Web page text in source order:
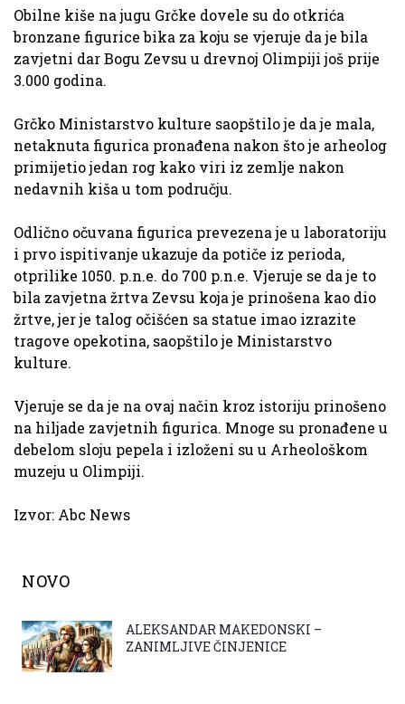
Obilne kiše na jugu Grčke dovele su do otkrića
bronzane figurice bika za koju se vjeruje da je bila
zavjetni dar Bogu Zevsu u drevnoj Olimpiji još prije
3.000 godina.
Grčko Ministarstvo kulture saopštilo je da je mala,
netaknuta figurica pronađena nakon što je arheolog
primijetio jedan rog kako viri iz zemlje nakon
nedavnih kiša u tom području.
Odlično očuvana figurica prevezena je u laboratoriju
i prvo ispitivanje ukazuje da potiče iz perioda,
otprilike 1050. p.n.e. do 700 p.n.e. Vjeruje se da je to
bila zavjetna žrtva Zevsu koja je prinošena kao dio
žrtve, jer je talog očišćen sa statue imao izrazite
tragove opekotina, saopštilo je Ministarstvo
kulture.
Vjeruje se da je na ovaj način kroz istoriju prinošeno
na hiljade zavjetnih figurica. Mnoge su pronađene u
debelom sloju pepela i izloženi su u Arheološkom
muzeju u Olimpiji.
Izvor: Abc News
NOVO
ALEKSANDAR MAKEDONSKI –
ZANIMLJIVE ČINJENICE